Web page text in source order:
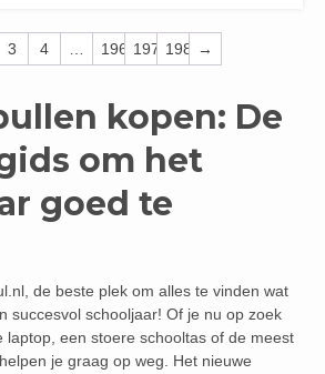
3 4 … 196 197 198 →
kopen: De
om het
goed te
de beste plek om alles te vinden wat
succesvol schooljaar! Of je nu op zoek
laptop, een stoere schooltas of de meest
je graag op weg. Het nieuwe